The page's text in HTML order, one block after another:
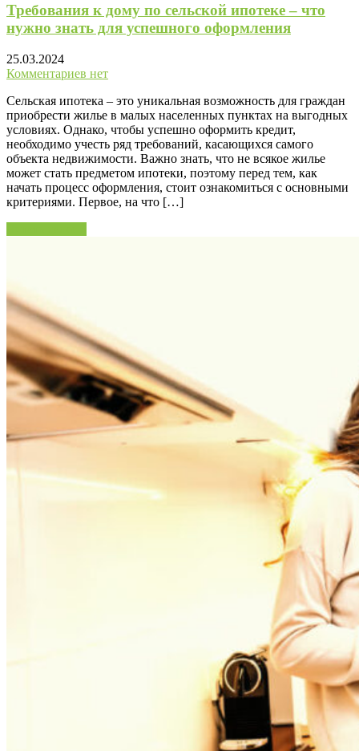
Требования к дому по сельской ипотеке – что
нужно знать для успешного оформления
25.03.2024
Комментариев нет
Сельская ипотека – это уникальная возможность для граждан
приобрести жилье в малых населенных пунктах на выгодных
условиях. Однако, чтобы успешно оформить кредит,
необходимо учесть ряд требований, касающихся самого
объекта недвижимости. Важно знать, что не всякое жилье
может стать предметом ипотеки, поэтому перед тем, как
начать процесс оформления, стоит ознакомиться с основными
критериями. Первое, на что […]